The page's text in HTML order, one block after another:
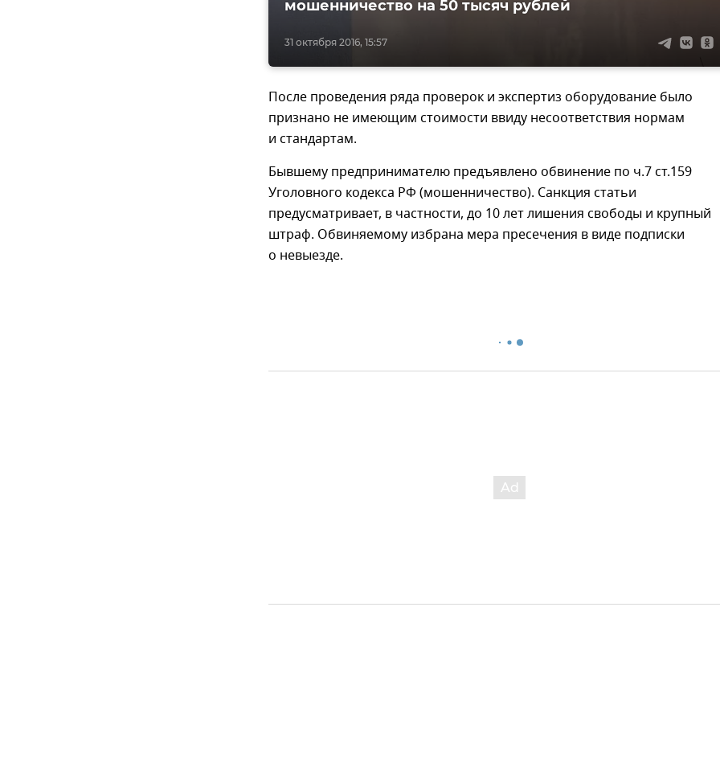
31 октября 2016, 15:57
мошенничество на 50 тысяч рублей
После проведения ряда проверок и экспертиз оборудование было
признано не имеющим стоимости ввиду несоответствия нормам
и стандартам.
Бывшему предпринимателю предъявлено обвинение по ч.7 ст.159
Уголовного кодекса РФ (мошенничество). Санкция статьи
предусматривает, в частности, до 10 лет лишения свободы и крупный
штраф. Обвиняемому избрана мера пресечения в виде подписки
о невыезде.